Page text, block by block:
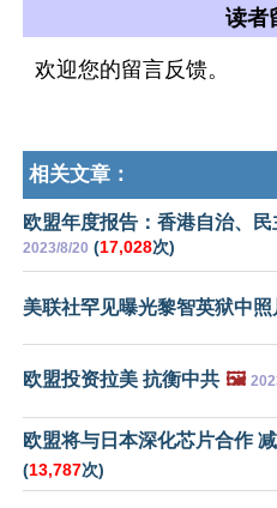
读者
欢迎您的留言反馈。
相关文章：
欧盟年度报告：香港自治、
2023/8/20 (17,028次)
美联社罕见曝光黎智英狱中照
欧盟投资拉美 抗衡中共 🖼️
欧盟将与日本深化芯片合作
(13,787次)